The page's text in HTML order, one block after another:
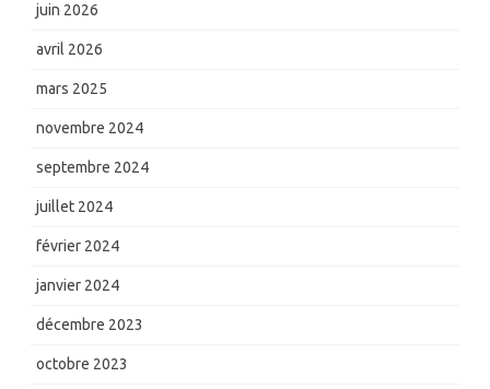
juin 2026
avril 2026
mars 2025
novembre 2024
septembre 2024
juillet 2024
février 2024
janvier 2024
décembre 2023
octobre 2023